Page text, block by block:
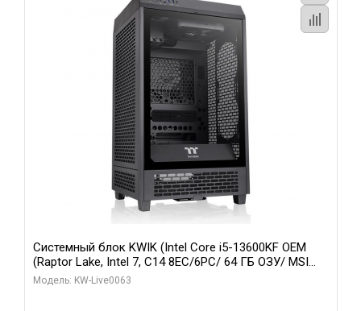
Системный блок KWIK (Intel Core i5-13600KF OEM
(Raptor Lake, Intel 7, C14 8EC/6PC/ 64 ГБ ОЗУ/ MSI
RTX5080 VENTUS 3X OC 16GB GDDR7 256bit 3xDP
Модель: KW-Live0063